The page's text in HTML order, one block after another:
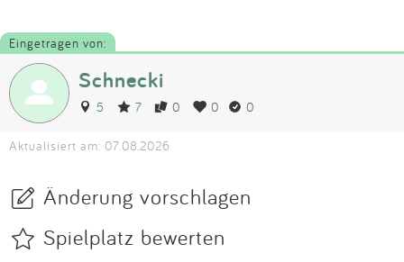
Eingetragen von:
Schnecki
5 7 0 0 0
Aktualisiert am: 07.08.2026
Änderung vorschlagen
Spielplatz bewerten